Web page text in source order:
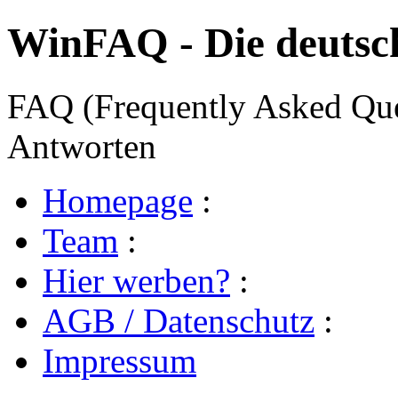
WinFAQ - Die
FAQ (Frequently Asked
Antworten
Homepage :
Team :
Hier werben? :
AGB / Datenschutz :
Impressum